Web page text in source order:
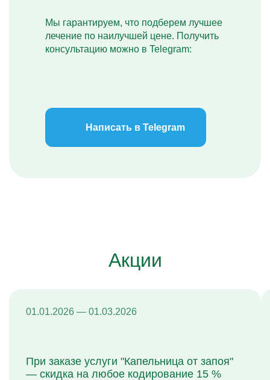
Мы гарантируем, что подберем лучшее
лечение по наилучшей цене. Получить
консультацию можно в Telegram:
Написать в Telegram
Акции
01.01.2026 — 01.03.2026
При заказе услуги "Капельница от запоя"
— скидка на любое кодирование 15 %